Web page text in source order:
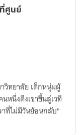
ศูนย์
วิทยาลัย เด็กหนุ่มผู้
หนึ่งดึงเขาขึ้นสู่เวที
าที่ไม่มีวันย้อนกลับ"